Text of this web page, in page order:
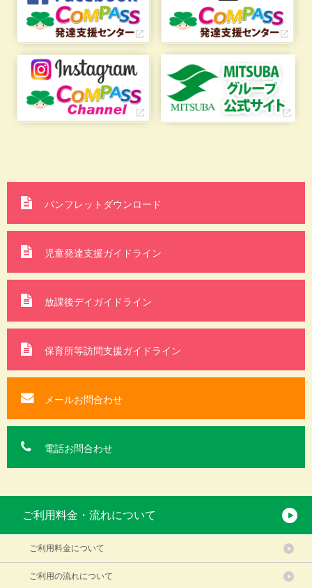
ご利用料金・流れについて
ご利用料金について
ご利用の流れについて
パンフレットダウンロード
児童発達支援ガイドライン
放課後デイガイドライン
保育所等訪問支援ガイドライン
メールお問合わせ
電話お問合わせ